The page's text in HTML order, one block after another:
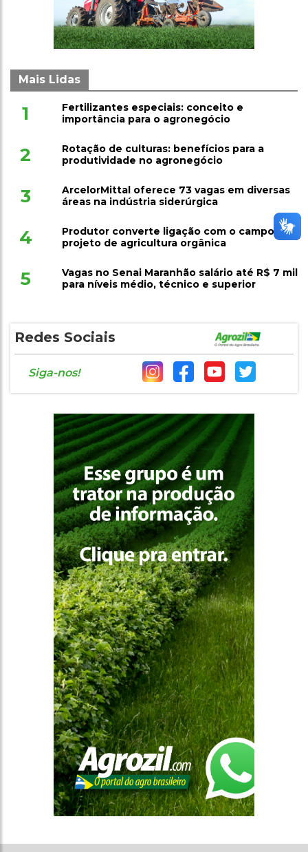
Mais Lidas
1
Fertilizantes especiais: conceito e
importância para o agronegócio
2
Rotação de culturas: benefícios para a
produtividade no agronegócio
3
ArcelorMittal oferece 73 vagas em diversas
áreas na indústria siderúrgica
4
Produtor converte ligação com o campo em
projeto de agricultura orgânica
5
Vagas no Senai Maranhão salário até R$ 7 mil
para níveis médio, técnico e superior
Redes Sociais
Siga-nos!